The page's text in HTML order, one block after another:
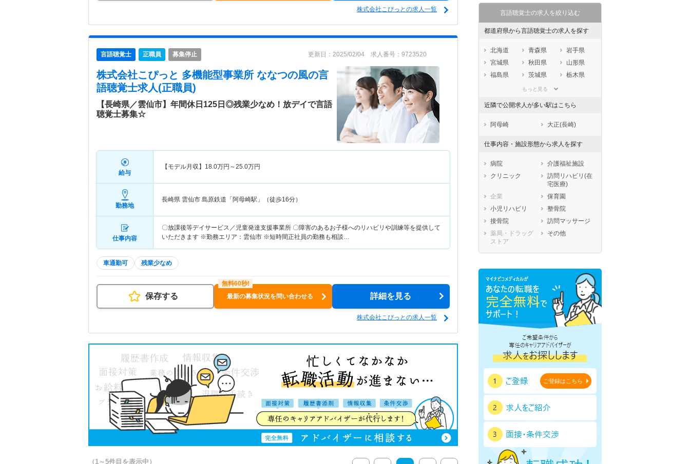
株式会社こぴっとの求人一覧
言語聴覚士 正職員 募集停止 更新日：2025/02/04 求人番号：9723520
株式会社こぴっと 多機能型事業所 ななつの風の言
語聴覚士求人(正職員)
【長崎県／雲仙市】年間休日125日◎残業少なめ！放デイで言語
聴覚士募集☆
給与
【モデル月収】 18.0万円～25.0万円
勤務地
長崎県 雲仙市 島原鉄道「阿母崎駅」（徒歩16分）
仕事内容
〇放課後等デイサービス／児童発達支援事業所 〇障害のあるお子様へのリハビリや訓練等を提供して
いただきます ※勤務エリア：雲仙市 ※短時間正社員の勤務も相談…
車通勤可 残業少なめ
保存する 最新の募集状況を問い合わせる 詳細を見る
株式会社こぴっとの求人一覧
（1～5件目を表示中）
言語聴覚士の求人を絞り込む
都道府県から言語聴覚士の求人を探す
北海道 青森県
岩手県
宮城県
秋田県
山形県
福島県
茨城県
栃木県
埼玉県
石川県
福井県
岐阜県
滋賀県
京都府
大阪府
兵庫県
奈良県
和歌山県
鳥取県
島根県
岡山県
徳島県
香川県
愛媛県
福岡県
佐賀県
熊本県
大分県
宮崎県
鹿児島県
沖縄県
もっと見る
近隣で公開求人が多い駅はこちら
阿母崎 大正(長崎)
仕事内容・施設形態から求人を探す
病院
介護福祉施設
クリニック
訪問リハビリ(在
宅医療)
企業
保育園
小児リハビリ
整骨院
接骨院
訪問マッサージ
薬局・ドラッグ
ストア
その他
ご登録はこちら